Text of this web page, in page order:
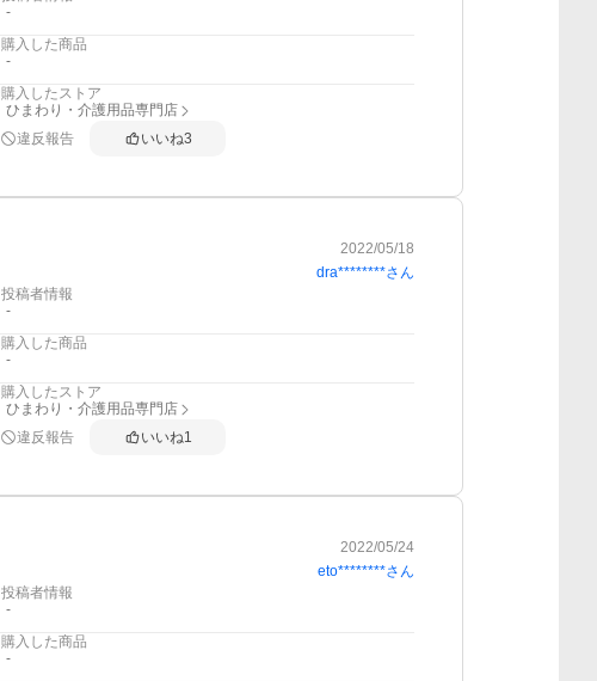
-
購入した商品
-
購入したストア
ひまわり・介護用品専門店
違反報告
いいね3
2022/05/18
dra********さん
投稿者情報
-
購入した商品
-
購入したストア
ひまわり・介護用品専門店
違反報告
いいね1
2022/05/24
eto********さん
投稿者情報
-
購入した商品
-